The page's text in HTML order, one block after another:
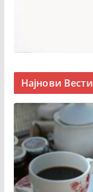
Најнови Вести